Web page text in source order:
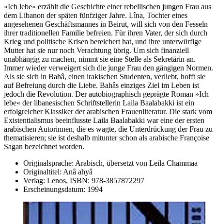
»Ich lebe« erzählt die Geschichte einer rebellischen jungen Frau aus
dem Libanon der späten fünfziger Jahre. Lîna, Tochter eines
angesehenen Geschäftsmannes in Beirut, will sich von den Fesseln
ihrer traditionellen Familie befreien. Für ihren Vater, der sich durch
Krieg und politische Krisen bereichert hat, und ihre unterwürfige
Mutter hat sie nur noch Verachtung übrig. Um sich finanziell
unabhängig zu machen, nimmt sie eine Stelle als Sekretärin an.
Immer wieder verweigert sich die junge Frau den gängigen Normen.
Als sie sich in Bahâ, einen irakischen Studenten, verliebt, hofft sie
auf Befreiung durch die Liebe. Bahâs einziges Ziel im Leben ist
jedoch die Revolution. Der autobiographisch geprägte Roman »Ich
lebe« der libanesischen Schriftstellerin Laila Baalabakki ist ein
erfolgreicher Klassiker der arabischen Frauenliteratur. Die stark vom
Existentialismus beeinflusste Laila Baalabakki war eine der ersten
arabischen Autorinnen, die es wagte, die Unterdrückung der Frau zu
thematisieren; sie ist deshalb mitunter schon als arabische Françoise
Sagan bezeichnet worden.
Originalsprache: Arabisch, übersetzt von Leila Chammaa
Originaltitel: Anâ ahyâ
Verlag: Lenos, ISBN: 978-3857872297
Erscheinungsdatum: 1994